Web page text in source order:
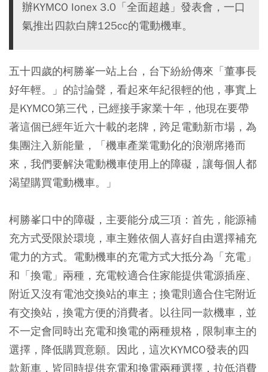
辦KYMCO Ionex 3.0「全面超越」發表會，一口
氣推出四款白牌125cc的電動機車。
五十四歲的柯勝峯一站上台，台下紛紛傳來「董事長
好年輕。」的討論聲，看起來年紀很輕的他，事實上
是KYMCO第三代，已經接手家業十年，他現在要帶
著這個已經年近六十載的老牌，跨足電動新市場，為
集團注入新能量，「機車產業電動化的浪潮席捲而
來，我們要解決電動機車使用上的障礙，讓每個人都
渴望購買電動機車。」
柯勝峯口中的障礙，主要能分成三項：首先，能源補
充方式受限於環境，車主難依個人喜好自由選擇補充
電力的方式。電動機車的充電方式大抵分為「充電」
和「換電」兩種，充電較適合住家能提供電源插座、
附近又沒有電池交換站的車主；換電則適合住宅附近
有交換站，換電方便的消費者。以往同一款機車，並
不一定會同時出充電和換電的兩種規格，限制車主的
選擇，降低購買意願。因此，這次KYMCO發表的四
款新車，皆同時提供充電和換電兩種選擇，拉低消費